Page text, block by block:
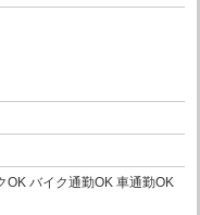
OK バイク通勤OK 車通勤OK